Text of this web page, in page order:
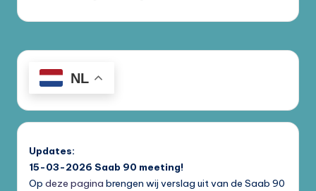
NL
Updates:
15-03-2026 Saab 90 meeting!
Op deze pagina brengen wij verslag uit van de Saab 90